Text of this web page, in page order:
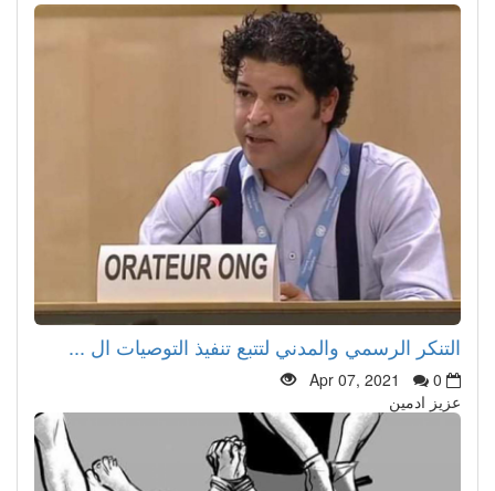
التنكر الرسمي والمدني لتتبع تنفيذ التوصيات ال ...
Apr 07, 2021
0
عزيز ادمين